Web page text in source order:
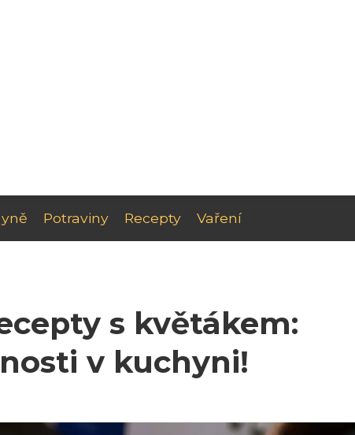
Potraviny Recepty Vaření
s květákem:
v kuchyni!